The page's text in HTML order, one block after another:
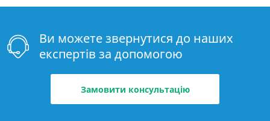
Ви можете звернутися до наших
експертів за допомогою
Замовити консультацію